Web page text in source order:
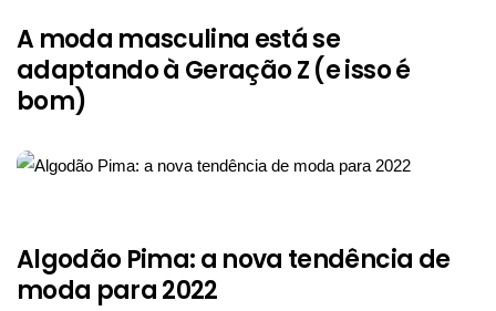
A moda masculina está se
adaptando à Geração Z (e isso é
bom)
Algodão Pima: a nova tendência de
moda para 2022